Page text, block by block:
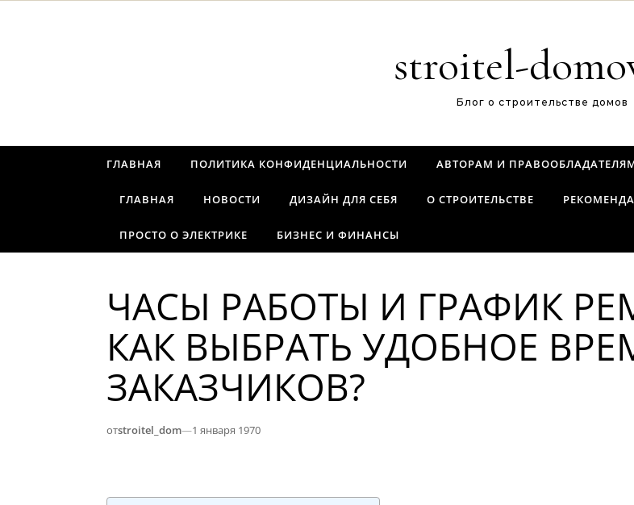
stroitel-
Блог о строительстве домов
ГЛАВНАЯ ПОЛИТИКА КОНФИДЕНЦИАЛЬНОСТИ АВТОРАМ И
ГЛАВНАЯ НОВОСТИ ДИЗАЙН ДЛЯ СЕБЯ О СТРОИТЕЛЬСТВЕ
ПРОСТО О ЭЛЕКТРИКЕ БИЗНЕС И ФИНАНСЫ
ЧАСЫ РАБОТЫ И ГРАФИК
КАК ВЫБРАТЬ УДОБНОЕ
ЗАКАЗЧИКОВ?
отstroitel_dom—1 января 1970